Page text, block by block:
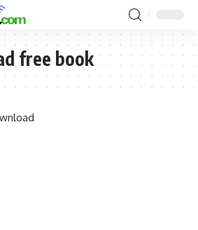
free book